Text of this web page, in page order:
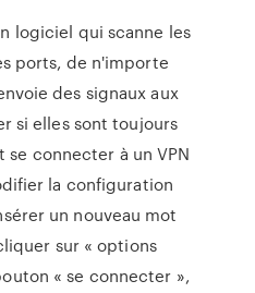
logiciel qui scanne les
ports, de n'importe
des signaux aux
si elles sont toujours
connecter à un VPN
la configuration
un nouveau mot
sur « options
« se connecter »,